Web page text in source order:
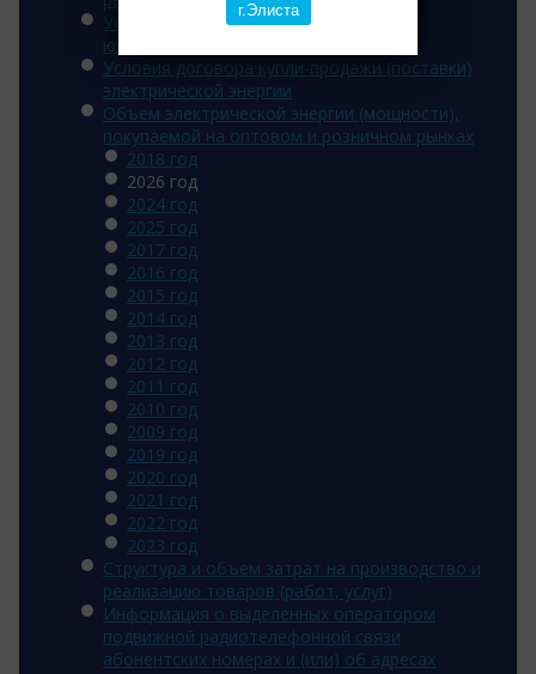
г.Элиста
Условия договора энергоснабжения
юридических лиц
Условия договора купли-продажи (поставки)
электрической энергии
Объем электрической энергии (мощности),
покупаемой на оптовом и розничном рынках
2018 год
2026 год
2024 год
2025 год
2017 год
2016 год
2015 год
2014 год
2013 год
2012 год
2011 год
2010 год
2009 год
2019 год
2020 год
2021 год
2022 год
2023 год
Структура и объем затрат на производство и
реализацию товаров (работ, услуг)
Информация о выделенных оператором
подвижной радиотелефонной связи
абонентских номерах и (или) об адресах